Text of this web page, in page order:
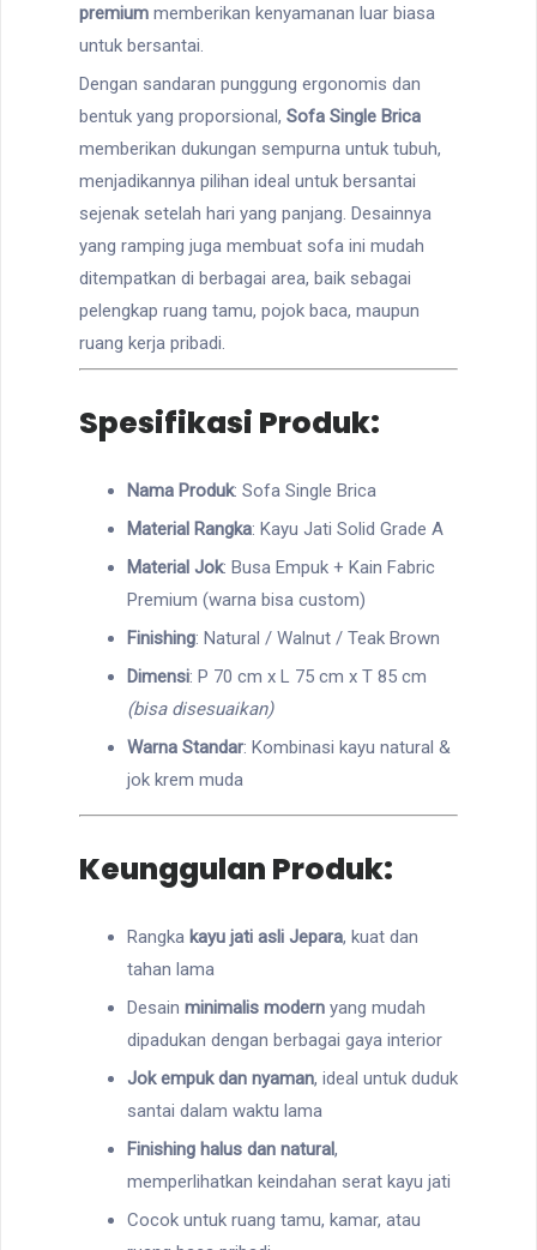
premium memberikan kenyamanan luar biasa
untuk bersantai.
Dengan sandaran punggung ergonomis dan
bentuk yang proporsional, Sofa Single Brica
memberikan dukungan sempurna untuk tubuh,
menjadikannya pilihan ideal untuk bersantai
sejenak setelah hari yang panjang. Desainnya
yang ramping juga membuat sofa ini mudah
ditempatkan di berbagai area, baik sebagai
pelengkap ruang tamu, pojok baca, maupun
ruang kerja pribadi.
Spesifikasi Produk:
Nama Produk: Sofa Single Brica
Material Rangka: Kayu Jati Solid Grade A
Material Jok: Busa Empuk + Kain Fabric
Premium (warna bisa custom)
Finishing: Natural / Walnut / Teak Brown
Dimensi: P 70 cm x L 75 cm x T 85 cm
(bisa disesuaikan)
Warna Standar: Kombinasi kayu natural &
jok krem muda
Keunggulan Produk:
Rangka kayu jati asli Jepara, kuat dan
tahan lama
Desain minimalis modern yang mudah
dipadukan dengan berbagai gaya interior
Jok empuk dan nyaman, ideal untuk duduk
santai dalam waktu lama
Finishing halus dan natural,
memperlihatkan keindahan serat kayu jati
Cocok untuk ruang tamu, kamar, atau